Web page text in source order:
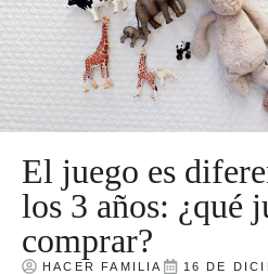
El juego es
los 3 años: ¿qué
comprar?
HACER FAMILIA 16 DE